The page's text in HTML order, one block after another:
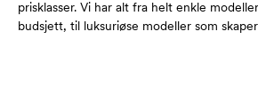
prisklasser. Vi har alt fra helt enkle
budsjett, til luksuriøse modeller som